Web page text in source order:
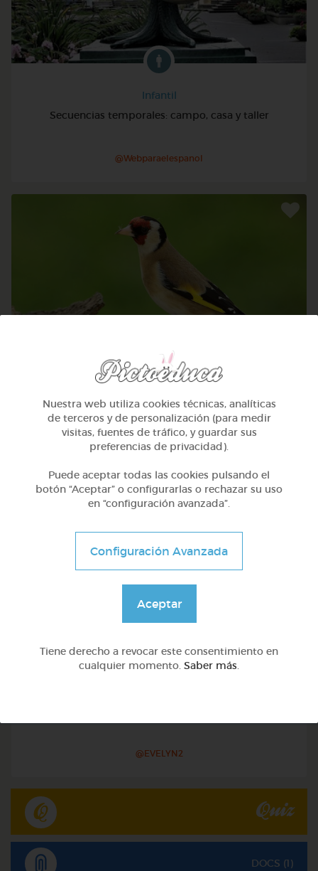
Infantil
Secuencias temporales: campo, casa y taller
@Webparaelespanol
Pensamiento lógico con los sonidos
@Webparaelespanol
@EVELYN2
Quiz
DOCS (1)
Nuestra web utiliza cookies técnicas, analíticas
de terceros y de personalización (para medir
visitas, fuentes de tráfico, y guardar sus
preferencias de privacidad).
Puede aceptar todas las cookies pulsando el
botón “Aceptar” o configurarlas o rechazar su uso
en “configuración avanzada”.
Configuración Avanzada
Aceptar
Tiene derecho a revocar este consentimiento en
cualquier momento. Saber más.